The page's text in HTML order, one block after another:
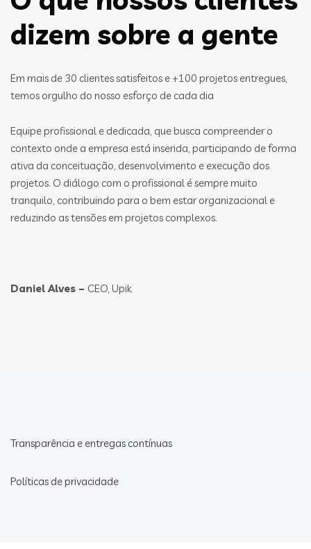
dizem sobre a gente
Em mais de 30 clientes satisfeitos e +100 projetos entregues,
temos orgulho do nosso esforço de cada dia
Equipe profissional e dedicada, que busca compreender o
contexto onde a empresa está inserida, participando de forma
ativa da conceituação, desenvolvimento e execução dos
projetos. O diálogo com o profissional é sempre muito
tranquilo, contribuindo para o bem estar organizacional e
reduzindo as tensões em projetos complexos.
Daniel Alves – CEO, Upik
Transparência e entregas contínuas
Políticas de privacidade